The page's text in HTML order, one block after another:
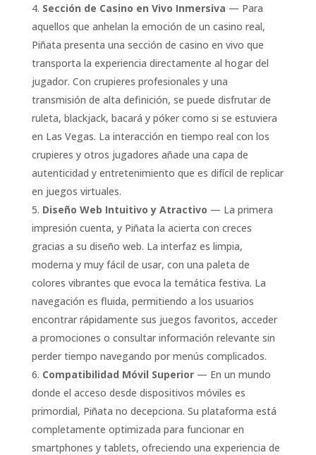
Sección de Casino en Vivo Inmersiva — Para
aquellos que anhelan la emoción de un casino real,
Piñata presenta una sección de casino en vivo que
transporta la experiencia directamente al hogar del
jugador. Con crupieres profesionales y una
transmisión de alta definición, se puede disfrutar de
ruleta, blackjack, bacará y póker como si se estuviera
en Las Vegas. La interacción en tiempo real con los
crupieres y otros jugadores añade una capa de
autenticidad y entretenimiento que es difícil de replicar
en juegos virtuales.
Diseño Web Intuitivo y Atractivo — La primera
impresión cuenta, y Piñata la acierta con creces
gracias a su diseño web. La interfaz es limpia,
moderna y muy fácil de usar, con una paleta de
colores vibrantes que evoca la temática festiva. La
navegación es fluida, permitiendo a los usuarios
encontrar rápidamente sus juegos favoritos, acceder
a promociones o consultar información relevante sin
perder tiempo navegando por menús complicados.
Compatibilidad Móvil Superior— En un mundo
donde el acceso desde dispositivos móviles es
primordial, Piñata no decepciona. Su plataforma está
completamente optimizada para funcionar en
smartphones y tablets, ofreciendo una experiencia de